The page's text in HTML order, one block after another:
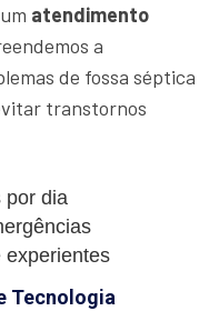
atendimento
a
de fossa séptica
transtornos
por dia
experientes
Tecnologia